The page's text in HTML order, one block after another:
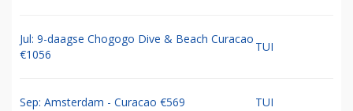
Jul: 9-daagse Chogogo Dive & Beach Curacao
€1056
TUI
Sep: Amsterdam - Curacao €569 TUI